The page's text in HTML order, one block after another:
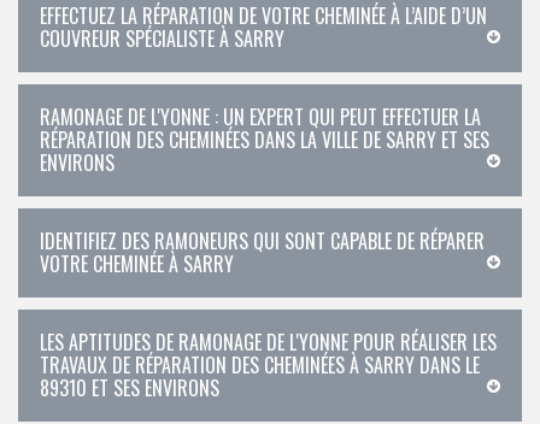
EFFECTUEZ LA RÉPARATION DE VOTRE CHEMINÉE À L’AIDE D’UN
COUVREUR SPÉCIALISTE À SARRY
RAMONAGE DE L'YONNE : UN EXPERT QUI PEUT EFFECTUER LA
RÉPARATION DES CHEMINÉES DANS LA VILLE DE SARRY ET SES
ENVIRONS
IDENTIFIEZ DES RAMONEURS QUI SONT CAPABLE DE RÉPARER
VOTRE CHEMINÉE À SARRY
LES APTITUDES DE RAMONAGE DE L'YONNE POUR RÉALISER LES
TRAVAUX DE RÉPARATION DES CHEMINÉES À SARRY DANS LE
89310 ET SES ENVIRONS